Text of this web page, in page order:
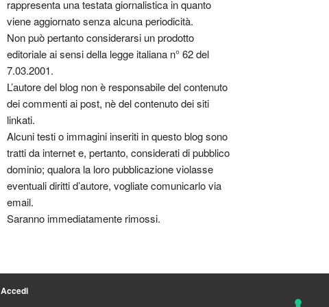
rappresenta una testata giornalistica in quanto
viene aggiornato senza alcuna periodicità.
Non può pertanto considerarsi un prodotto
editoriale ai sensi della legge italiana n° 62 del
7.03.2001.
L’autore del blog non è responsabile del contenuto
dei commenti ai post, nè del contenuto dei siti
linkati.
Alcuni testi o immagini inseriti in questo blog sono
tratti da internet e, pertanto, considerati di pubblico
dominio; qualora la loro pubblicazione violasse
eventuali diritti d’autore, vogliate comunicarlo via
email.
Saranno immediatamente rimossi.
Accedi